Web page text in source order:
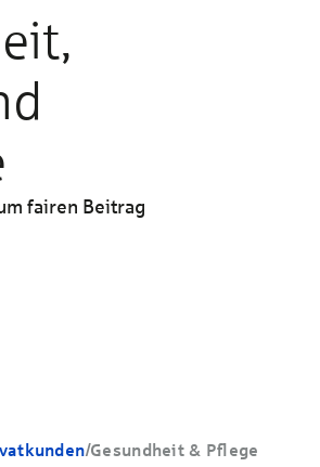
fairen Beitrag
/Gesundheit & Pflege